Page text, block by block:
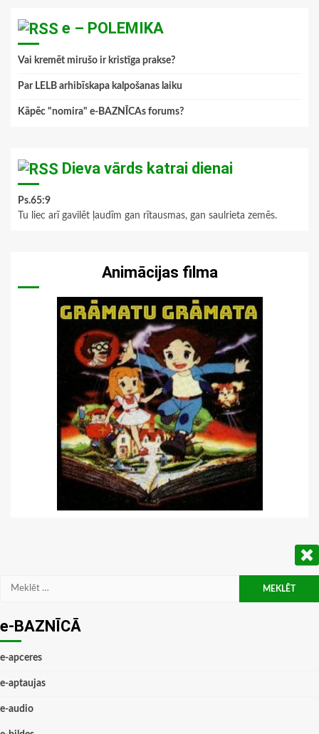
e – POLEMIKA
Vai kremēt mirušo ir kristīga prakse?
Par LELB arhibīskapa kalpošanas laiku
Kāpēc "nomira" e-BAZNĪCAs forums?
Dieva vārds katrai dienai
Ps.65:9
Tu liec arī gavilēt ļaudīm gan rītausmas, gan saulrieta zemēs.
Animācijas filma
Meklēt:
e-BAZNĪCĀ
e-apceres
e-aptaujas
e-audio